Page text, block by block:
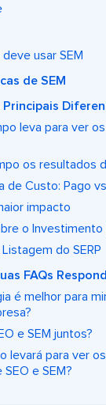
usar SEM
de SEM
Principais
leva para ver os
os resultados
de Custo: Pago
impacto
o Investimento
do SERP
FAQs
é melhor para
e SEM juntos?
levará para ver os
e SEM?